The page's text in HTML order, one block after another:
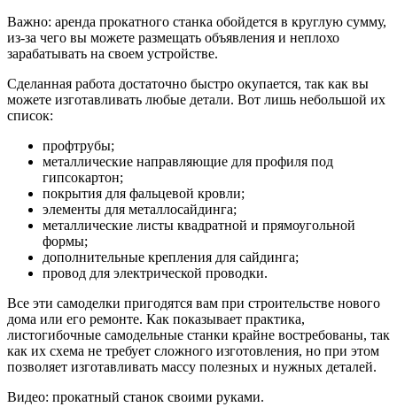
Важно: аренда прокатного станка обойдется в круглую сумму,
из-за чего вы можете размещать объявления и неплохо
зарабатывать на своем устройстве.
Сделанная работа достаточно быстро окупается, так как вы
можете изготавливать любые детали. Вот лишь небольшой их
список:
профтрубы;
металлические направляющие для профиля под
гипсокартон;
покрытия для фальцевой кровли;
элементы для металлосайдинга;
металлические листы квадратной и прямоугольной
формы;
дополнительные крепления для сайдинга;
провод для электрической проводки.
Все эти самоделки пригодятся вам при строительстве нового
дома или его ремонте. Как показывает практика,
листогибочные самодельные станки крайне востребованы, так
как их схема не требует сложного изготовления, но при этом
позволяет изготавливать массу полезных и нужных деталей.
Видео: прокатный станок своими руками.